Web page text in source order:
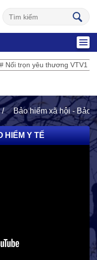
# Nối trọn yêu thương VTV1
Bảo hiểm xã hội - Bảo
HIỂM Y TẾ